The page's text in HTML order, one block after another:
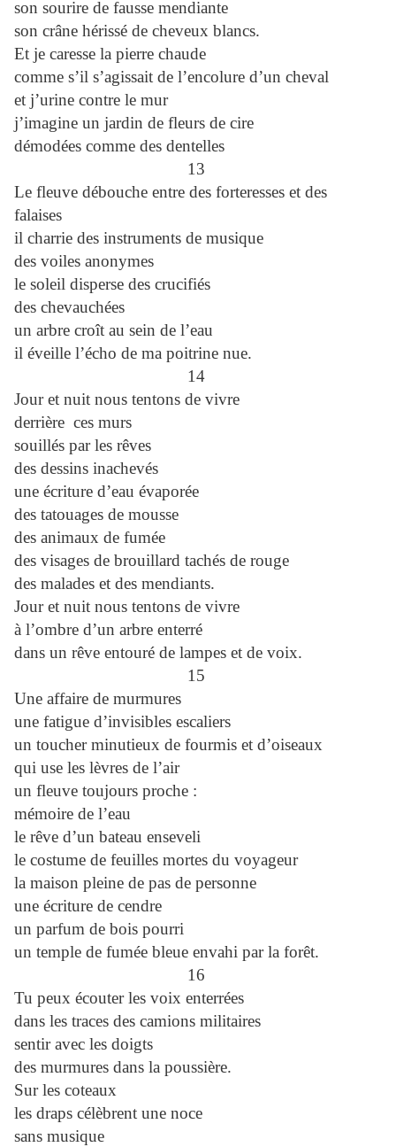
son sourire de fausse mendiante
son crâne hérissé de cheveux blancs.
Et je caresse la pierre chaude
comme s’il s’agissait de l’encolure d’un cheval
et j’urine contre le mur
j’imagine un jardin de fleurs de cire
démodées comme des dentelles
13
Le fleuve débouche entre des forteresses et des
falaises
il charrie des instruments de musique
des voiles anonymes
le soleil disperse des crucifiés
des chevauchées
un arbre croît au sein de l’eau
il éveille l’écho de ma poitrine nue.
14
Jour et nuit nous tentons de vivre
derrière ces murs
souillés par les rêves
des dessins inachevés
une écriture d’eau évaporée
des tatouages de mousse
des animaux de fumée
des visages de brouillard tachés de rouge
des malades et des mendiants.
Jour et nuit nous tentons de vivre
à l’ombre d’un arbre enterré
dans un rêve entouré de lampes et de voix.
15
Une affaire de murmures
une fatigue d’invisibles escaliers
un toucher minutieux de fourmis et d’oiseaux
qui use les lèvres de l’air
un fleuve toujours proche :
mémoire de l’eau
le rêve d’un bateau enseveli
le costume de feuilles mortes du voyageur
la maison pleine de pas de personne
une écriture de cendre
un parfum de bois pourri
un temple de fumée bleue envahi par la forêt.
16
Tu peux écouter les voix enterrées
dans les traces des camions militaires
sentir avec les doigts
des murmures dans la poussière.
Sur les coteaux
les draps célèbrent une noce
sans musique